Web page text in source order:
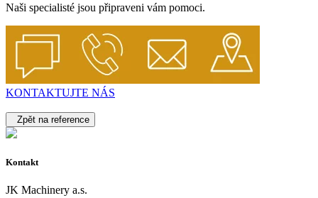
Naši specialisté jsou připraveni vám pomoci.
KONTAKTUJTE NÁS
Zpět na reference
Kontakt
JK Machinery a.s.